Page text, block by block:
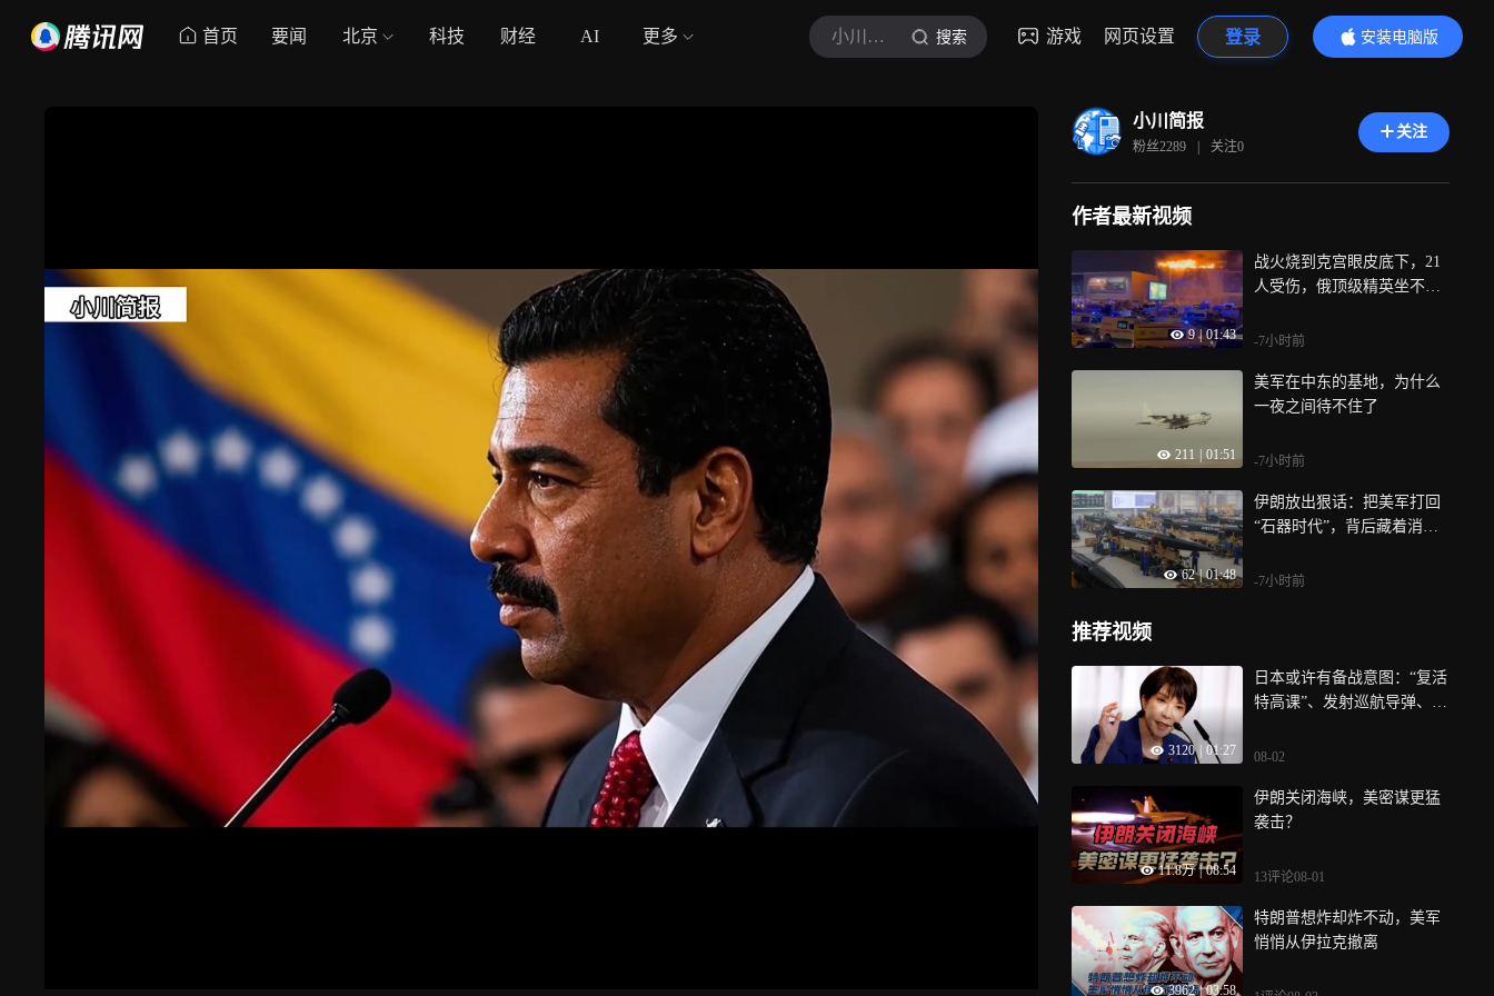
首页 要闻 北京 科技 财经 AI 更多 小川简报 搜索 游戏 网页设置 登录
安装电脑版
内容更精彩
小川简报
粉丝2289 | 关注0
关注
作者最新视频
9 | 01:43
战火烧到克宫眼皮底下，21
人受伤，俄顶级精英坐不住
-7小时前
211 01:51
美军在中东的基地，为什么
一夜之间待不住了
-7小时前
62 | 01:48
伊朗放出狠话：把美军打回
“石器时代”，背后藏着消耗
-7小时前
推荐视频
3120 01:27
日本或许有备战意图：“复活
特高课”、发射巡航导弹、扩
08-02
11.8万 | 08:54
伊朗关闭海峡，美密谋更猛
袭击？
13评论08-01
3962 | 03:58
特朗普想炸却炸不动，美军
悄悄从伊拉克撤离